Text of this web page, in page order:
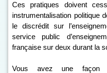
Ces pratiques doivent
instrumentalisation politique
le discrédit sur
service public
française sur deux durant la
Vous avez une façon